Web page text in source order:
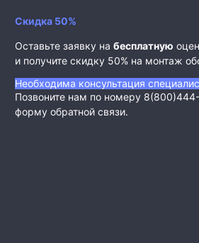
Скидка 50%
Оставьте заявку на бесплатную
и получите скидку 50% на монтаж
Необходима консультация
Позвоните нам по номеру
форму обратной связи.